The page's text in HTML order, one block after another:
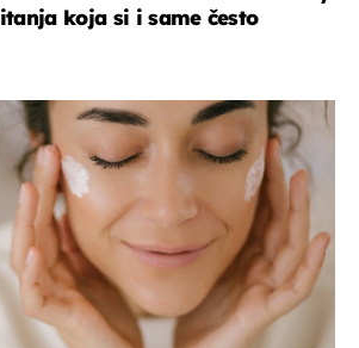
koja si i same često